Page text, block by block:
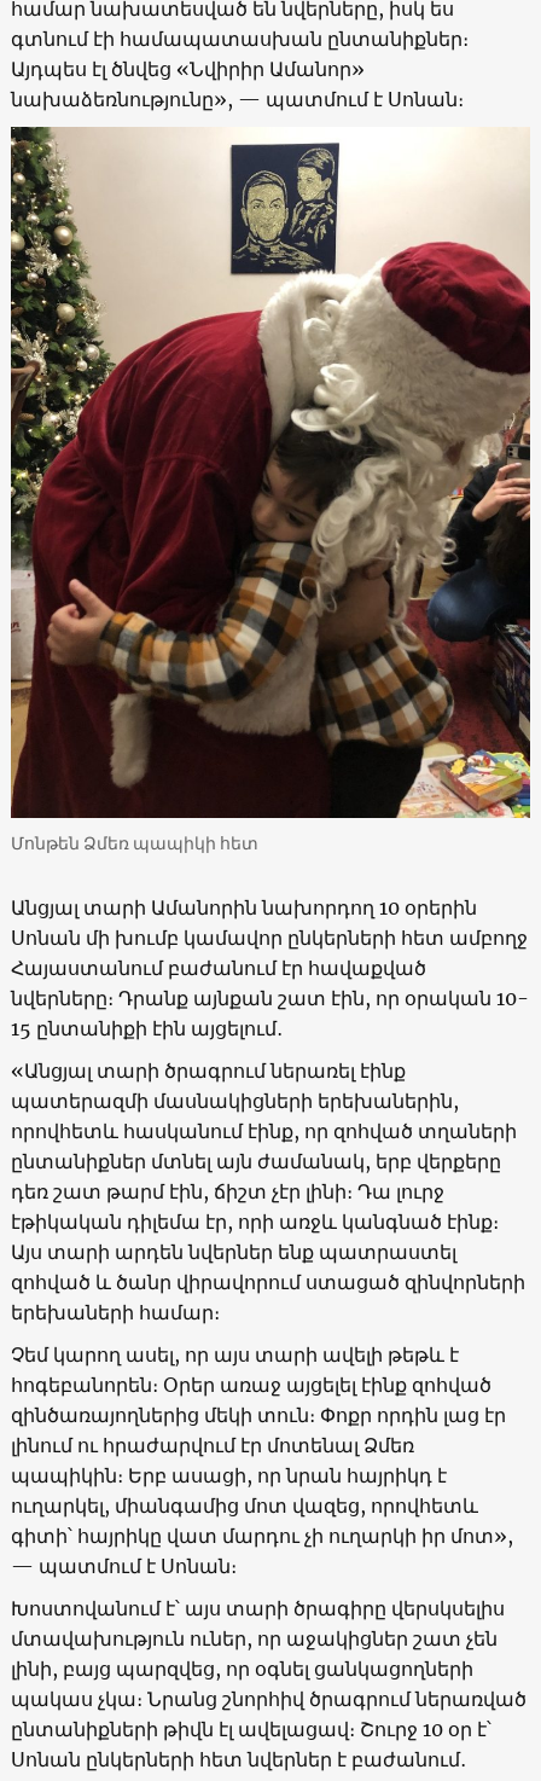
համար նախատեսված են նվերները, իսկ ես
գտնում էի համապատասխան ընտանիքներ։
Այդպես էլ ծնվեց «Նվիրիր Ամանոր»
նախաձեռնությունը», — պատմում է Սոնան։
Մոնթեն Ձմեռ պապիկի հետ
Անցյալ տարի Ամանորին նախորդող 10 օրերին
Սոնան մի խումբ կամավոր ընկերների հետ ամբողջ
Հայաստանում բաժանում էր հավաքված
նվերները։ Դրանք այնքան շատ էին, որ օրական 10-
15 ընտանիքի էին այցելում․
«Անցյալ տարի ծրագրում ներառել էինք
պատերազմի մասնակիցների երեխաներին,
որովհետև հասկանում էինք, որ զոհված տղաների
ընտանիքներ մտնել այն ժամանակ, երբ վերքերը
դեռ շատ թարմ էին, ճիշտ չէր լինի։ Դա լուրջ
էթիկական դիլեմա էր, որի առջև կանգնած էինք։
Այս տարի արդեն նվերներ ենք պատրաստել
զոհված և ծանր վիրավորում ստացած զինվորների
երեխաների համար։
Չեմ կարող ասել, որ այս տարի ավելի թեթև է
հոգեբանորեն։ Օրեր առաջ այցելել էինք զոհված
զինծառայողներից մեկի տուն։ Փոքր որդին լաց էր
լինում ու հրաժարվում էր մոտենալ Ձմեռ
պապիկին։ Երբ ասացի, որ նրան հայրիկդ է
ուղարկել, միանգամից մոտ վազեց, որովհետև
գիտի՝ հայրիկը վատ մարդու չի ուղարկի իր մոտ»,
— պատմում է Սոնան։
Խոստովանում է՝ այս տարի ծրագիրը վերսկսելիս
մտավախություն ուներ, որ աջակիցներ շատ չեն
լինի, բայց պարզվեց, որ օգնել ցանկացողների
պակաս չկա։ Նրանց շնորհիվ ծրագրում ներառված
ընտանիքների թիվն էլ ավելացավ։ Շուրջ 10 օր է՝
Սոնան ընկերների հետ նվերներ է բաժանում․